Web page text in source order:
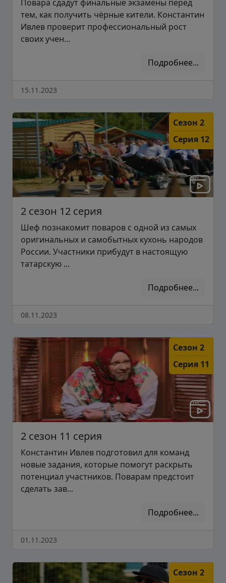
Повара сдадут финальные экзамены перед
тем, как получить чёрные кители. Константин
Ивлев проверит профессиональный рост
своих учен...
Подробнее...
15.11.2023
Сезон 2
Серия 12
2 сезон 12 серия
Шеф познакомит поваров с одной из самых
оригинальных и самобытных кухонь народов
России. Участники прибудут в настоящую
татарскую ...
Подробнее...
08.11.2023
Сезон 2
Серия 11
2 сезон 11 серия
Константин Ивлев подготовил для команд
новые задания, которые помогут раскрыть
потенциал участников. Поварам предстоит
сделать зав...
Подробнее...
01.11.2023
Сезон 2